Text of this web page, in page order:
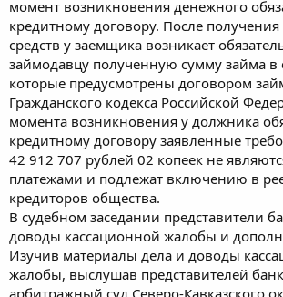
момент возникновения денежного
кредитному договору. После
средств у заемщика возникает
займодавцу полученную сумму займа в
которые предусмотрены договором
Гражданского кодекса Российской
момента возникновения у должника
кредитному договору заявленные
42 912 707 рублей 02 копеек не
платежами и подлежат включению в
кредиторов общества.
В судебном заседании представители
доводы кассационной жалобы и
Изучив материалы дела и доводы
жалобы, выслушав представителей
арбитражный суд Северо-Кавказского